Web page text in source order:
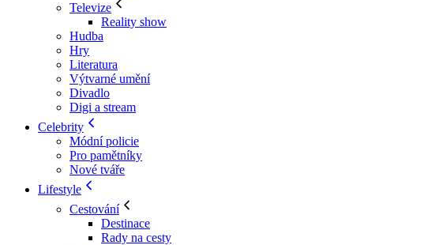
Televize
Reality show
Hudba
Hry
Literatura
Výtvarné umění
Divadlo
Digi a stream
Celebrity
Módní policie
Pro pamětníky
Nové tváře
Lifestyle
Cestování
Destinace
Rady na cesty